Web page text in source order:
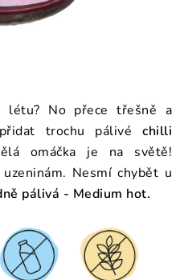
létu? No přece třešně a
trochu pálivé chilli
omáčka je na světě!
Nesmí chybět u
pálivá - Medium hot.